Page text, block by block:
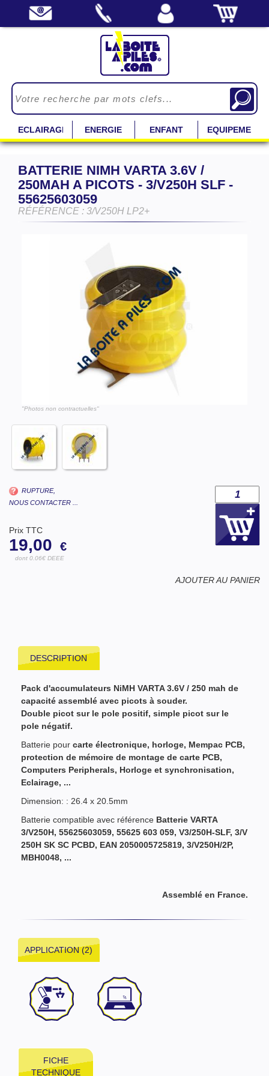
ECLAIRAGE ENERGIE ENFANT EQUIPEMENT
BATTERIE NIMH VARTA 3.6V /
250MAH A PICOTS - 3/V250H SLF -
55625603059
RÉFÉRENCE : 3/V250H LP2+
"Photos non contractuelles"
RUPTURE,
NOUS CONTACTER ...
Prix TTC
19,00 €
dont 0.06€ DEEE
AJOUTER AU PANIER
DESCRIPTION
Pack d'accumulateurs NiMH VARTA 3.6V / 250 mah de
capacité assemblé avec picots à souder.
Double picot sur le pole positif, simple picot sur le
pole négatif.
Batterie pour carte électronique, horloge, Mempac PCB,
protection de mémoire de montage de carte PCB,
Computers Peripherals, Horloge et synchronisation,
Eclairage, ...
Dimension: : 26.4 x 20.5mm
Batterie compatible avec référence Batterie VARTA
3/V250H, 55625603059, 55625 603 059, V3/250H-SLF, 3/V
250H SK SC PCBD, EAN 2050005725819, 3/V250H/2P,
MBH0048, ...
Assemblé en France.
APPLICATION (2)
FICHE
TECHNIQUE